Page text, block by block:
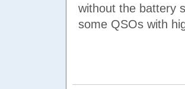
without the battery
some QSOs with